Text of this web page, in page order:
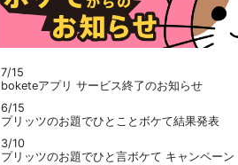
7/15
boketeアプリ サービス終了のお知らせ
6/15
プリッツのお題でひとことボケて結果発表
3/10
プリッツのお題でひと言ボケて キャンペーン